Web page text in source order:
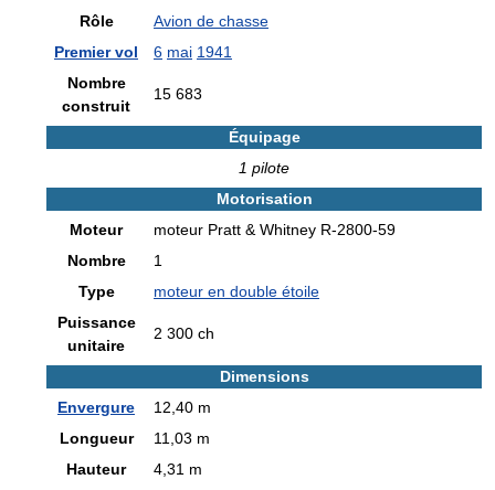
Rôle
Avion de chasse
Premier vol
6 mai 1941
Nombre
construit
15 683
Équipage
1 pilote
Motorisation
Moteur
moteur Pratt & Whitney R-2800-59
Nombre
1
Type
moteur en double étoile
Puissance
unitaire
2 300 ch
Dimensions
Envergure
12,40 m
Longueur
11,03 m
Hauteur
4,31 m